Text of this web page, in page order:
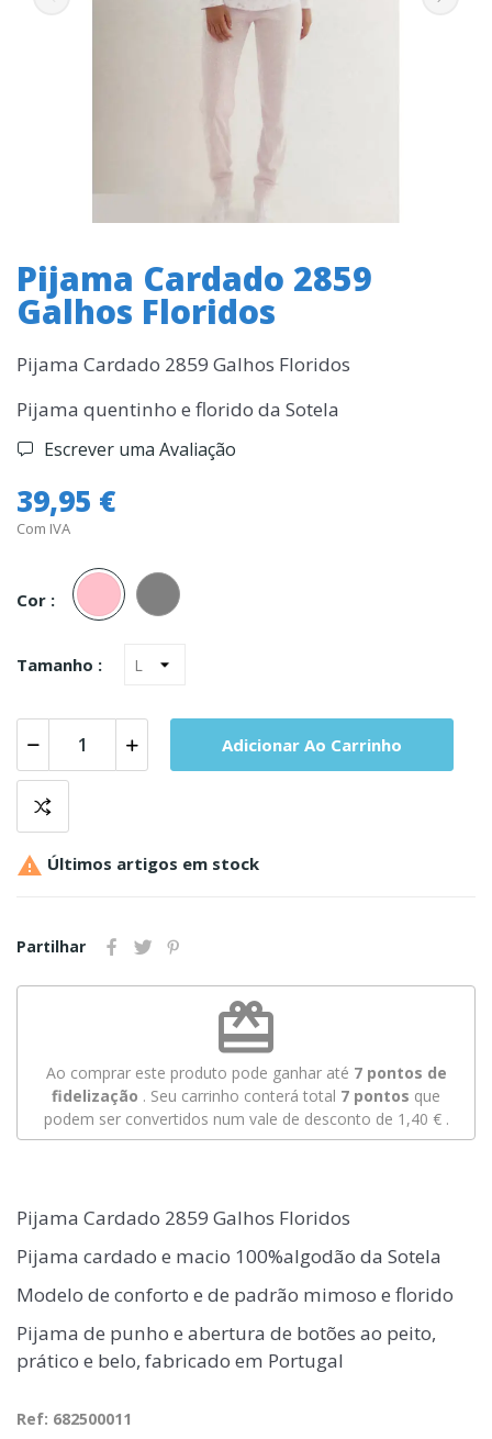
Pijama Cardado 2859
Galhos Floridos
Pijama Cardado 2859 Galhos Floridos
Pijama quentinho e florido da Sotela
Escrever uma Avaliação
39,95 €
Com IVA
Cor :
Rosa
Tamanho :
Adicionar Ao Carrinho
 Últimos artigos em stock
Partilhar
redeem
Ao comprar este produto pode ganhar até 7pontos de
fidelização . Seu carrinho conterá total 7 pontos que
podem ser convertidos num vale de desconto de 1,40 €.
Pijama Cardado 2859 Galhos Floridos
Pijama cardado e macio 100%algodão da Sotela
Modelo de conforto e de padrão mimoso e florido
Pijama de punho e abertura de botões ao peito,
prático e belo, fabricado em Portugal
Ref: 682500011